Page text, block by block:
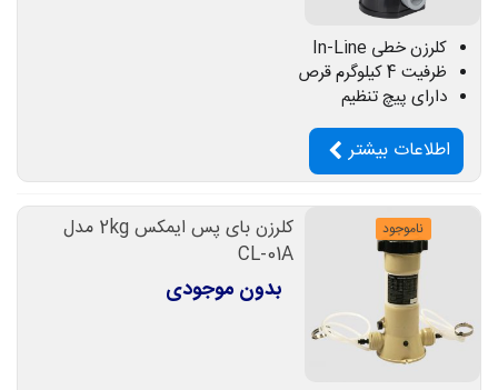
کلرزن خطی In-Line
ظرفیت 4 کیلوگرم قرص
دارای پیچ تنظیم
اطلاعات بیشتر
ناموجود
کلرزن بای پس ایمکس 2kg مدل
CL-01A
بدون موجودی